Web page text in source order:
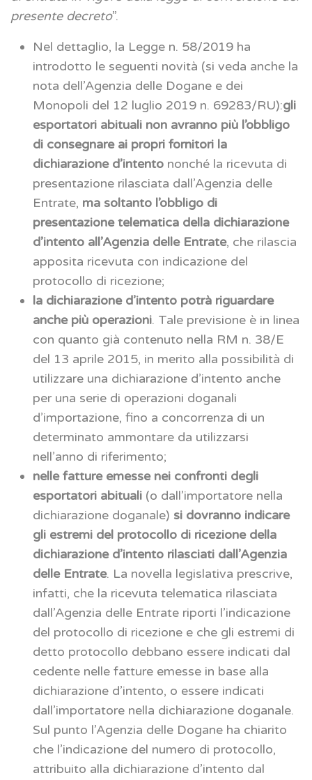
presente decreto”.
Nel dettaglio, la Legge n. 58/2019 ha
introdotto le seguenti novità (si veda anche la
nota dell’Agenzia delle Dogane e dei
Monopoli del 12 luglio 2019 n. 69283/RU):gli
esportatori abituali non avranno più l’obbligo
di consegnare ai propri fornitori la
dichiarazione d’intento nonché la ricevuta di
presentazione rilasciata dall’Agenzia delle
Entrate, ma soltanto l’obbligo di
presentazione telematica della dichiarazione
d’intento all’Agenzia delle Entrate, che rilascia
apposita ricevuta con indicazione del
protocollo di ricezione;
la dichiarazione d’intento potrà riguardare
anche più operazioni. Tale previsione è in linea
con quanto già contenuto nella RM n. 38/E
del 13 aprile 2015, in merito alla possibilità di
utilizzare una dichiarazione d’intento anche
per una serie di operazioni doganali
d’importazione, fino a concorrenza di un
determinato ammontare da utilizzarsi
nell’anno di riferimento;
nelle fatture emesse nei confronti degli
esportatori abituali (o dall’importatore nella
dichiarazione doganale) si dovranno indicare
gli estremi del protocollo di ricezione della
dichiarazione d’intento rilasciati dall’Agenzia
delle Entrate. La novella legislativa prescrive,
infatti, che la ricevuta telematica rilasciata
dall’Agenzia delle Entrate riporti l’indicazione
del protocollo di ricezione e che gli estremi di
detto protocollo debbano essere indicati dal
cedente nelle fatture emesse in base alla
dichiarazione d’intento, o essere indicati
dall’importatore nella dichiarazione doganale.
Sul punto l’Agenzia delle Dogane ha chiarito
che l’indicazione del numero di protocollo,
attribuito alla dichiarazione d’intento dal